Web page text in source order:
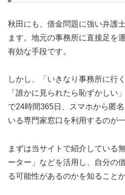
秋田にも、借金問題に強い弁護
ます。地元の事務所に直接足を
有効な手段です。
しかし、「いきなり事務所に行
「誰かに見られたら恥ずかしい
で24時間365日、スマホから匿
いる専門家窓口を利用するのが
まずは当サイトで紹介している
ーター」などを活用し、自分の
る可能性があるのかを知ること